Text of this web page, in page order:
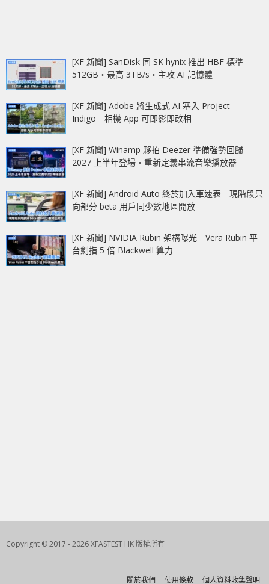
[XF 新聞] SanDisk 同 SK hynix 推出 HBF 標準
512GB‧最高 3TB/s‧主攻 AI 記憶體
[XF 新聞] Adobe 將生成式 AI 塞入 Project
Indigo 相機 App 可即影即改相
[XF 新聞] Winamp 夥拍 Deezer 準備強勢回歸
2027 上半年登場‧重新定義串流音樂播放器
[XF 新聞] Android Auto 終於加入車速表 現階段只
向部分 beta 用戶同少數地區開放
[XF 新聞] NVIDIA Rubin 架構曝光 Vera Rubin 平
台劍指 5 倍 Blackwell 算力
Copyright © 2017 - 2026 XFASTEST HK 版權所有
關於我們 使用條款 個人資料收集聲明